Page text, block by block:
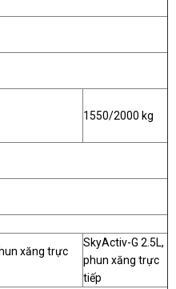
1550/2000 kg
xăng trực
SkyActiv-G 2.5L,
phun xăng trực
tiếp